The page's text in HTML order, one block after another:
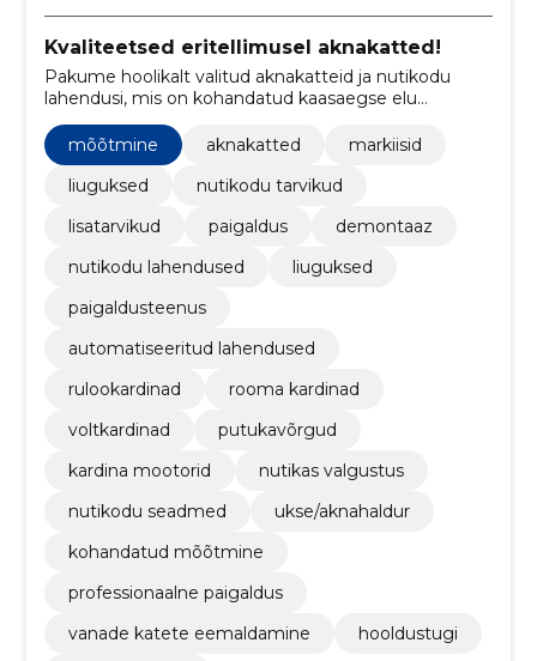
Kvaliteetsed eritellimusel aknakatted!
Pakume hoolikalt valitud aknakatteid ja nutikodu
lahendusi, mis on kohandatud kaasaegse elu
paigaldusteenust.
mõõtmine aknakatted
markiisid
liuguksed
nutikodu tarvikud
lisatarvikud
paigaldus
demontaaz
nutikodu lahendused
liuguksed
paigaldusteenus
automatiseeritud lahendused
rulookardinad
rooma kardinad
voltkardinad
putukavõrgud
kardina mootorid
nutikas valgustus
nutikodu seadmed
ukse/aknahaldur
kohandatud mõõtmine
professionaalne paigaldus
vanade katete eemaldamine
hooldustugi